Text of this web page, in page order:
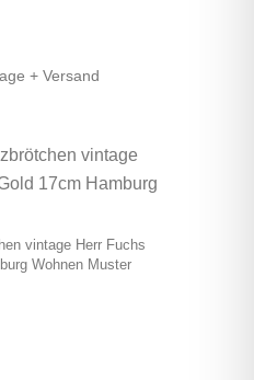
+ Versand
vintage Herr Fuchs
Wohnen Muster